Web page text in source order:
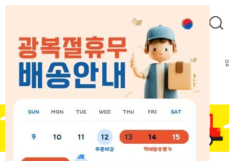
프로모션 산채냉면 전통냉면 만두/찐빵 탕류